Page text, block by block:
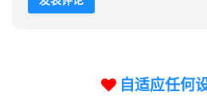
自适应任何